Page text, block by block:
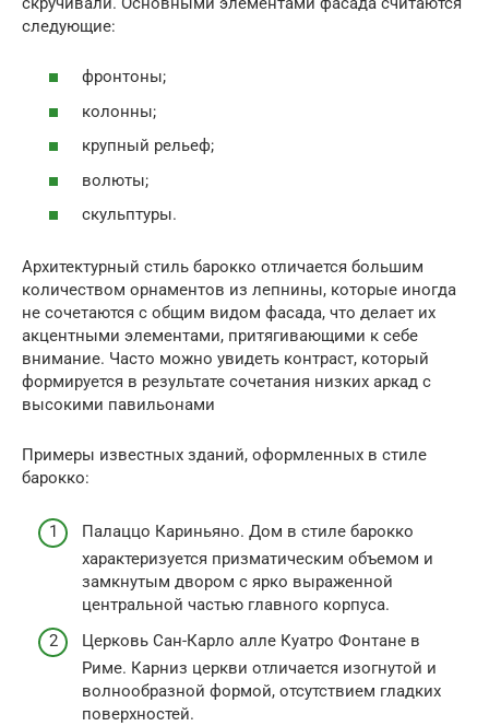
следующие:
фронтоны;
колонны;
крупный рельеф;
волюты;
скульптуры.
Архитектурный стиль барокко отличается большим
количеством орнаментов из лепнины, которые иногда
не сочетаются с общим видом фасада, что делает их
акцентными элементами, притягивающими к себе
внимание. Часто можно увидеть контраст, который
формируется в результате сочетания низких аркад с
высокими павильонами
Примеры известных зданий, оформленных в стиле
барокко:
Палаццо Кариньяно. Дом в стиле барокко
характеризуется призматическим объемом и
замкнутым двором с ярко выраженной
центральной частью главного корпуса.
Церковь Сан-Карло алле Куатро Фонтане в
Риме. Карниз церкви отличается изогнутой и
волнообразной формой, отсутствием гладких
поверхностей.